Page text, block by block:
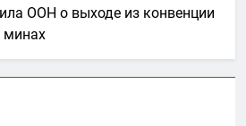
ООН о выходе из конвенции
минах